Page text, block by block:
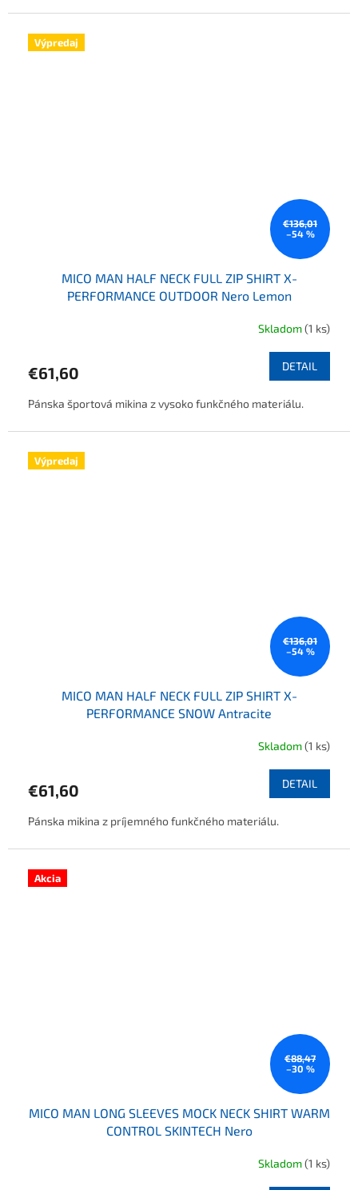
Výpredaj
€136,01
–54 %
MICO MAN HALF NECK FULL ZIP SHIRT X-
PERFORMANCE OUTDOOR Nero Lemon
Skladom(1 ks)
€61,60 DETAIL
Pánska športová mikina z vysoko funkčného materiálu.
Výpredaj
€136,01
–54 %
MICO MAN HALF NECK FULL ZIP SHIRT X-
PERFORMANCE SNOW Antracite
Skladom(1 ks)
€61,60 DETAIL
Pánska mikina z príjemného funkčného materiálu.
Akcia
€88,47
–30 %
MICO MAN LONG SLEEVES MOCK NECK SHIRT WARM
CONTROL SKINTECH Nero
Skladom(1 ks)